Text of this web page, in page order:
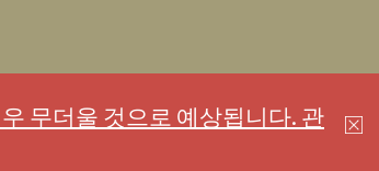
무더울 것으로 예상됩니다. 관